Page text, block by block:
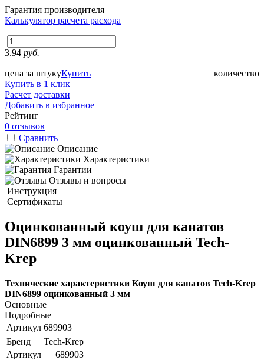
Гарантия производителя
Калькулятор расчета расхода
3.94 руб.
цена за штуку количество
Купить
Купить в 1 клик
Расчет доставки
Добавить в избранное
Рейтинг
0 отзывов
Сравнить
Описание
Характеристики
Гарантии
Отзывы и вопросы
Инструкция
Сертификаты
Оцинкованный коуш для канатов
DIN6899 3 мм оцинкованный Tech-
Krep
Технические характеристики Коуш для канатов Tech-Krep
DIN6899 оцинкованный 3 мм
Основные
Подробные
Артикул 689903
Бренд
Tech-Krep
Артикул
689903